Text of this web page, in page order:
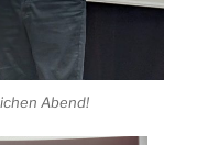
Abend!